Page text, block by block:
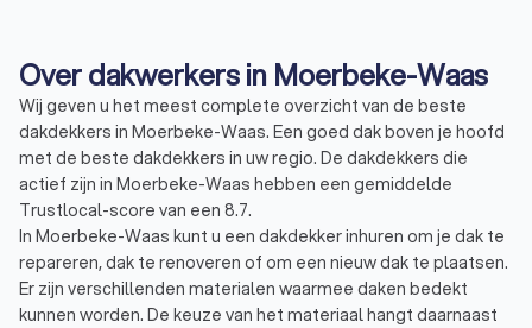
Over dakwerkers in Moerbeke-Waas
Wij geven u het meest complete overzicht van de beste
dakdekkers in Moerbeke-Waas. Een goed dak boven je hoofd
met de beste dakdekkers in uw regio. De dakdekkers die
actief zijn in Moerbeke-Waas hebben een gemiddelde
Trustlocal-score van een 8.7.
In Moerbeke-Waas kunt u een dakdekker inhuren om je dak te
repareren, dak te renoveren of om een nieuw dak te plaatsen.
Er zijn verschillenden materialen waarmee daken bedekt
kunnen worden. De keuze van het materiaal hangt daarnaast